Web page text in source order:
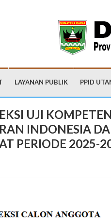
LAYANAN PUBLIK PPID
UJI
INDONESIA
PERIODE 2025-